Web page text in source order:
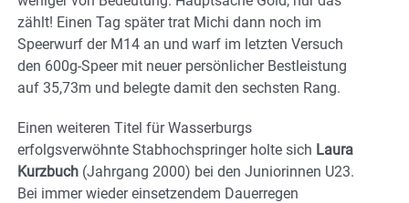
zählt! Einen Tag später trat Michi dann noch im
Speerwurf der M14 an und warf im letzten Versuch
den 600g-Speer mit neuer persönlicher Bestleistung
auf 35,73m und belegte damit den sechsten Rang.
Einen weiteren Titel für Wasserburgs
erfolgsverwöhnte Stabhochspringer holte sich Laura
Kurzbuch (Jahrgang 2000) bei den Juniorinnen U23.
Bei immer wieder einsetzendem Dauerregen